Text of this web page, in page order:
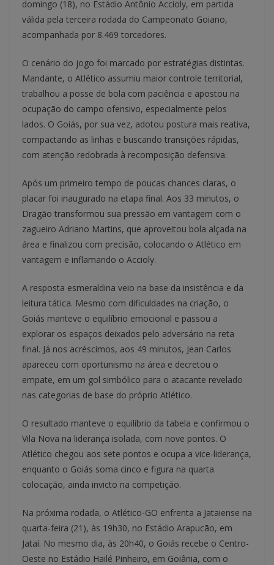
domingo (18), no Estádio Antônio Accioly, em partida
válida pela terceira rodada do Campeonato Goiano,
acompanhada por 8.469 torcedores.
O cenário do jogo foi marcado por estratégias distintas.
Mandante, o Atlético assumiu maior controle territorial,
trabalhou a posse de bola com paciência e apostou na
ocupação do campo ofensivo, especialmente pelos
lados. O Goiás, por sua vez, adotou postura mais reativa,
compactando as linhas e buscando transições rápidas,
com atenção redobrada à recomposição defensiva.
Após um primeiro tempo de poucas chances claras, o
placar foi inaugurado na etapa final. Aos 33 minutos, o
Dragão transformou sua pressão em vantagem com o
zagueiro Adriano Martins, que aproveitou bola alçada na
área e finalizou com precisão, colocando o Atlético em
vantagem e inflamando o Accioly.
A resposta esmeraldina veio na base da insistência e da
leitura tática. Mesmo com dificuldades na criação, o
Goiás manteve o equilíbrio emocional e passou a
explorar os espaços deixados pelo adversário na reta
final. Já nos acréscimos, aos 49 minutos, Jean Carlos
apareceu com oportunismo na área e decretou o
empate, em um gol simbólico para o atacante revelado
nas categorias de base do próprio Atlético.
O resultado manteve o equilíbrio da tabela e confirmou o
Vila Nova na liderança isolada, com nove pontos. O
Atlético chegou aos sete pontos e ocupa a vice-liderança,
enquanto o Goiás soma cinco e figura na quarta
colocação, ainda invicto na competição.
Na próxima rodada, o Atlético-GO enfrenta a Jataiense na
quarta-feira (21), às 19h30, no Estádio Arapucão, em
Jataí. No mesmo dia, às 20h40, o Goiás recebe o Centro-
Oeste no Estádio Hailé Pinheiro, em Goiânia, com o